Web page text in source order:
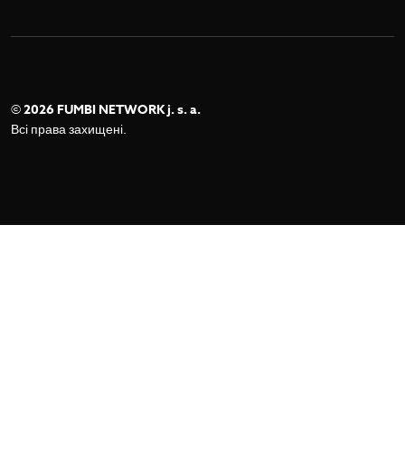
©2026 FUMBI NETWORK j. s. a.
Всі права захищені.